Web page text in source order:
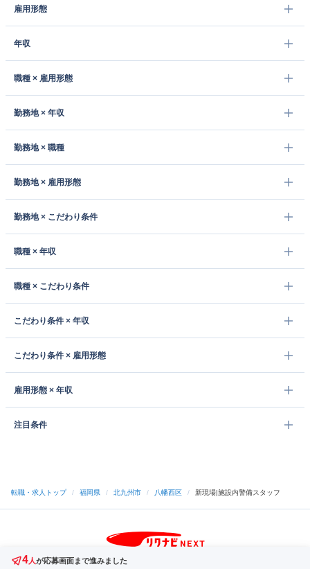
雇用形態
年収
職種 × 雇用形態
勤務地 × 年収
勤務地 × 職種
勤務地 × 雇用形態
勤務地 × こだわり条件
職種 × 年収
職種 × こだわり条件
こだわり条件 × 年収
こだわり条件 × 雇用形態
雇用形態 × 年収
注目条件
4人が応募画面まで進みました
転職・求人トップ / 福岡県 / 北九州市 / 八幡西区 / 新現場|施設内警備スタッフ